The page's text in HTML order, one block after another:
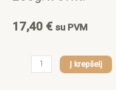
17,40 € su PVM
produkto
kiekis:
Į krepšelį